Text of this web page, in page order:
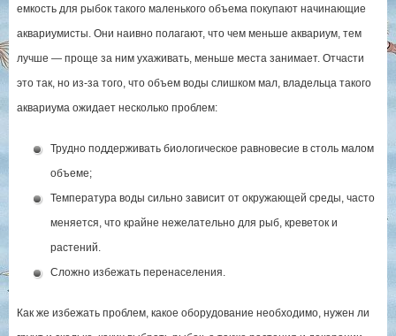
емкость для рыбок такого маленького объема покупают начинающие
аквариумисты. Они наивно полагают, что чем меньше аквариум, тем
лучше — проще за ним ухаживать, меньше места занимает. Отчасти
это так, но из-за того, что объем воды слишком мал, владельца такого
аквариума ожидает несколько проблем:
Трудно поддерживать биологическое равновесие в столь малом
объеме;
Температура воды сильно зависит от окружающей среды, часто
меняется, что крайне нежелательно для рыб, креветок и
растений.
Сложно избежать перенаселения.
Как же избежать проблем, какое оборудование необходимо, нужен ли